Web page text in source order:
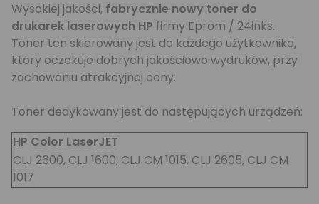
Wysokiej jakości, fabrycznie nowy toner do
drukarek laserowych HP firmy Eprom / 24inks.
Toner ten skierowany jest do każdego użytkownika,
który oczekuje dobrych jakościowo wydruków, przy
zachowaniu atrakcyjnej ceny.
Toner dedykowany jest do następujących urządzeń:
HP Color LaserJET
CLJ 2600, CLJ 1600, CLJ CM 1015, CLJ 2605, CLJ CM
1017